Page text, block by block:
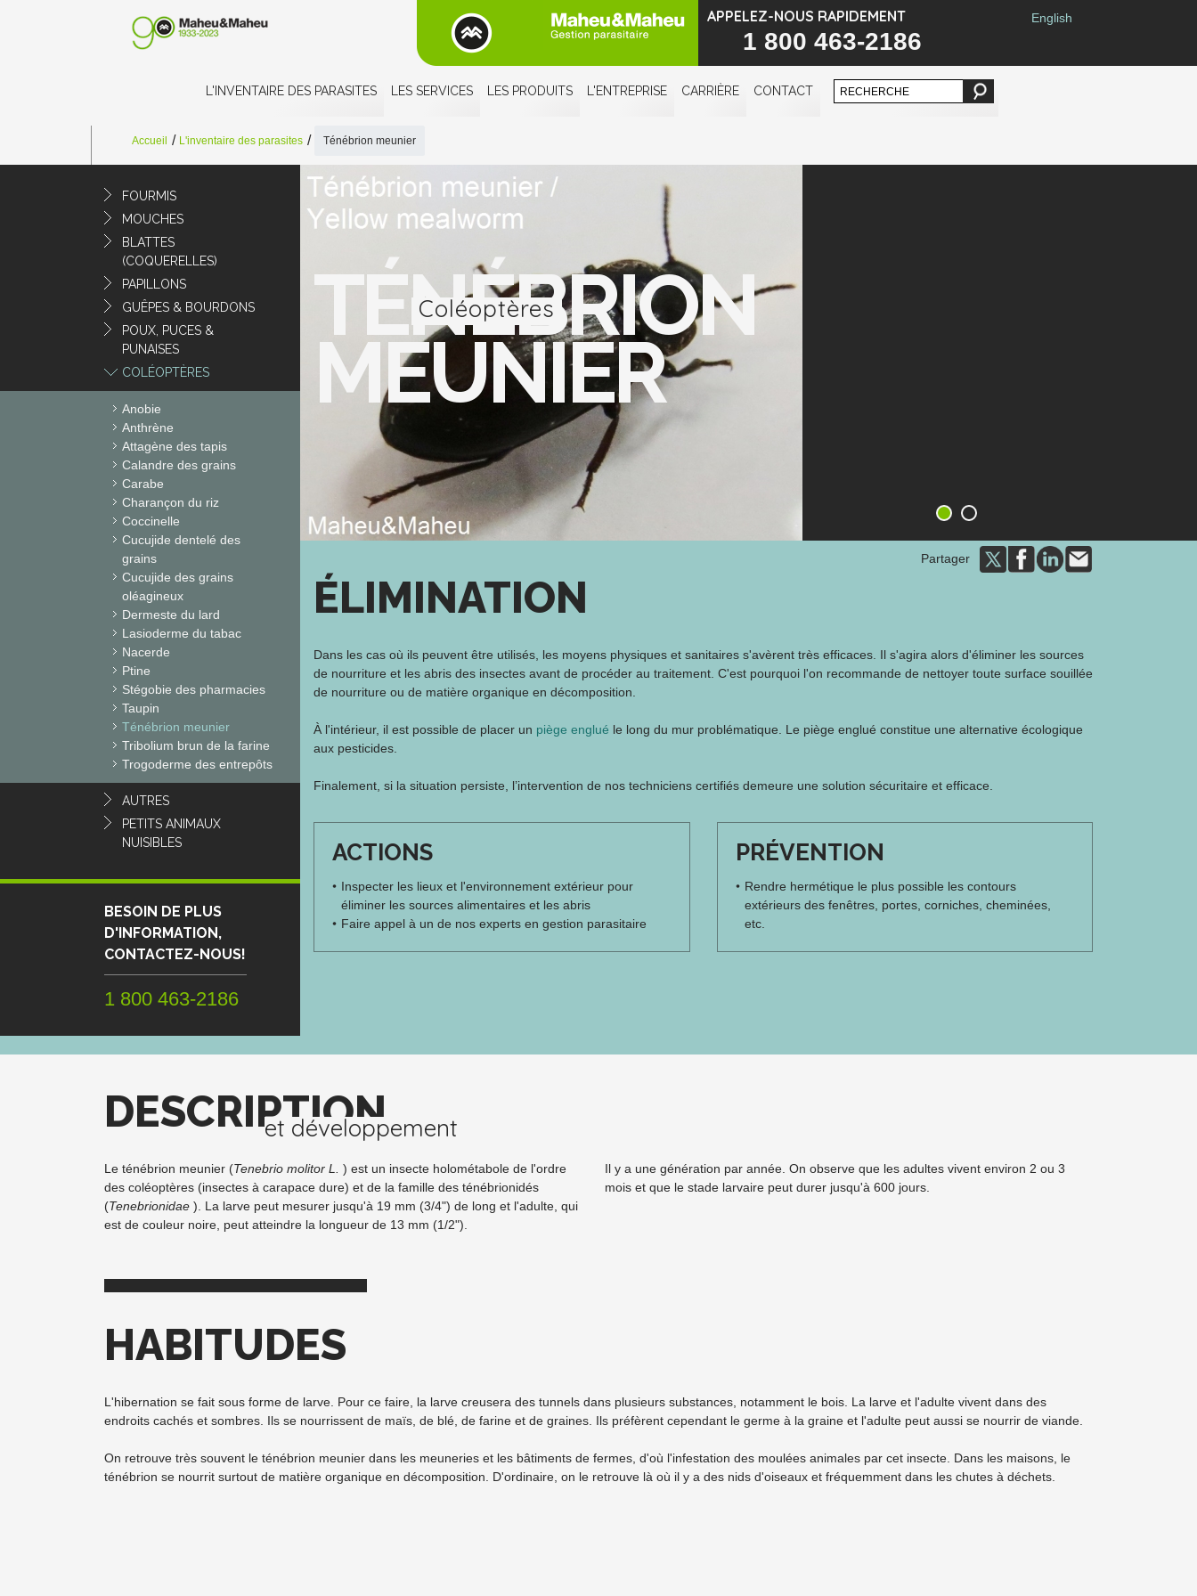
APPELEZ-NOUS RAPIDEMENT
1 800 463-2186
English
L'INVENTAIRE DES PARASITES LES SERVICES LES PRODUITS L'ENTREPRISE CARRIÈRE CONTACT
Accueil L'inventaire des parasites Ténébrion meunier
FOURMIS
MOUCHES
BLATTES
(COQUERELLES)
PAPILLONS
GUÊPES & BOURDONS
POUX, PUCES &
PUNAISES
COLÉOPTÈRES
Anobie
Anthrène
Attagène des tapis
Calandre des grains
Carabe
Charançon du riz
Coccinelle
Cucujide dentelé des
grains
Cucujide des grains
oléagineux
Dermeste du lard
Lasioderme du tabac
Nacerde
Ptine
Stégobie des pharmacies
Taupin
Ténébrion meunier
Tribolium brun de la farine
Trogoderme des entrepôts
AUTRES
PETITS ANIMAUX
NUISIBLES
BESOIN DE PLUS
D'INFORMATION,
CONTACTEZ-NOUS!
1 800 463-2186
TÉNÉBRION
MEUNIER
Coléoptères
1 2
Partager
ÉLIMINATION
Dans les cas où ils peuvent être utilisés, les moyens physiques et sanitaires s'avèrent très efficaces. Il s'agira alors d'éliminer les sources
de nourriture et les abris des insectes avant de procéder au traitement. C'est pourquoi l'on recommande de nettoyer toute surface souillée
de nourriture ou de matière organique en décomposition.
À l'intérieur, il est possible de placer un piège englué le long du mur problématique. Le piège englué constitue une alternative écologique
aux pesticides.
Finalement, si la situation persiste, l’intervention de nos techniciens certifiés demeure une solution sécuritaire et efficace.
ACTIONS
Inspecter les lieux et l'environnement extérieur pour
éliminer les sources alimentaires et les abris
Faire appel à un de nos experts en gestion parasitaire
PRÉVENTION
Rendre hermétique le plus possible les contours
extérieurs des fenêtres, portes, corniches, cheminées,
etc.
DESCRIPTION
et développement
Le ténébrion meunier (Tenebrio molitor L.
) est un insecte holométabole de l'ordre
des coléoptères (insectes à carapace dure) et de la famille des ténébrionidés
(Tenebrionidae ). La larve peut mesurer jusqu'à 19 mm (3/4") de long et l'adulte, qui
est de couleur noire, peut atteindre la longueur de 13 mm (1/2").
Il y a une génération par année. On observe que les adultes vivent environ 2 ou 3
mois et que le stade larvaire peut durer jusqu'à 600 jours.
HABITUDES
L'hibernation se fait sous forme de larve. Pour ce faire, la larve creusera des tunnels dans plusieurs substances, notamment le bois. La larve et l'adulte vivent dans des
endroits cachés et sombres. Ils se nourrissent de maïs, de blé, de farine et de graines. Ils préfèrent cependant le germe à la graine et l'adulte peut aussi se nourrir de viande.
On retrouve très souvent le ténébrion meunier dans les meuneries et les bâtiments de fermes, d'où l'infestation des moulées animales par cet insecte. Dans les maisons, le
ténébrion se nourrit surtout de matière organique en décomposition. D'ordinaire, on le retrouve là où il y a des nids d'oiseaux et fréquemment dans les chutes à déchets.